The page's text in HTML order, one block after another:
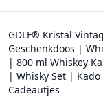
GDLF® Kristal
Geschenkdoos |
| 800 ml Whiskey
| Whisky Set |
Cadeautjes